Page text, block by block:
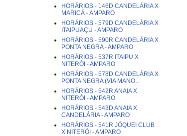
HORÁRIOS - 146D CANDELÁRIA X
MARICÁ - AMPARO
HORÁRIOS - 579D CANDELÁRIA X
ITAIPUAÇU - AMPARO
HORÁRIOS - 590R CANDELÁRIA X
PONTA NEGRA - AMPARO
HORÁRIOS - 537R ITAIPU X
NITERÓI - AMPARO
HORÁRIOS - 578D CANDELÁRIA X
PONTA NEGRA (VIA MANO...
HORÁRIOS - 542R ANAIA X
NITERÓI - AMPARO
HORÁRIOS - 543D ANAIA X
CANDELÁRIA - AMPARO
HORÁRIOS - 541R JÓQUEI CLUB
X NITERÓI - AMPARO